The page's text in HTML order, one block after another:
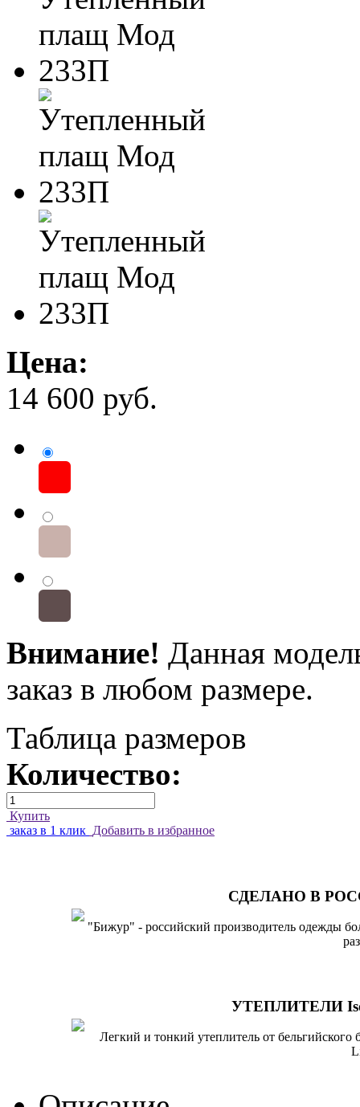
Цена:
14 600 руб.
Внимание! Данная
заказ в любом размере.
Таблица размеров
Количество:
Купить
заказ в 1 клик Добавить в избранное
СДЕЛАНО В
"Бижур" - российский производитель одежды
УТЕПЛИТЕЛИ
Легкий и тонкий утеплитель от бельгийского